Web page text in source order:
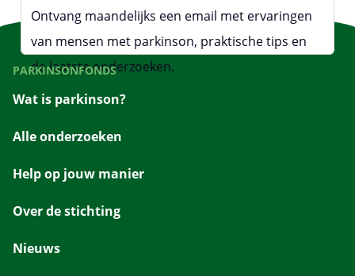
Ontvang maandelijks een email met ervaringen
van mensen met parkinson, praktische tips en
de laatste onderzoeken.
PARKINSONFONDS
Wat is parkinson?
Alle onderzoeken
Help op jouw manier
Over de stichting
Nieuws